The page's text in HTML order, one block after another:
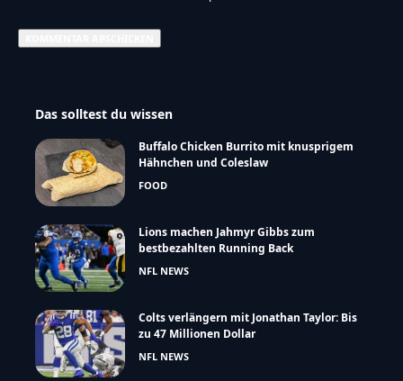
Das solltest du wissen
Buffalo Chicken Burrito mit knusprigem
Hähnchen und Coleslaw
FOOD
Lions machen Jahmyr Gibbs zum
bestbezahlten Running Back
NFL NEWS
Colts verlängern mit Jonathan Taylor: Bis
zu 47 Millionen Dollar
NFL NEWS